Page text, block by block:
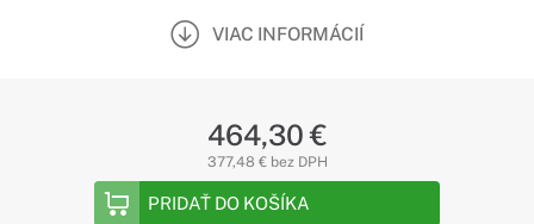
VIAC INFORMÁCIÍ
464,30 €
377,48 € bez DPH
PRIDAŤ DO KOŠÍKA